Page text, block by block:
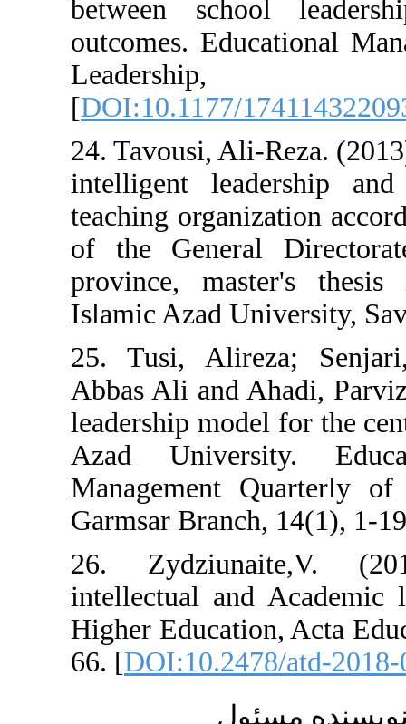
between
outcomes.
[DOI:10.1177/
24. Tavousi,
intelligent
teaching
of the
province,
Islamic Azad
25. Tusi,
Abbas Ali and
leadership
Azad
Management
Garmsar
26.
intellectual
Higher
66. [